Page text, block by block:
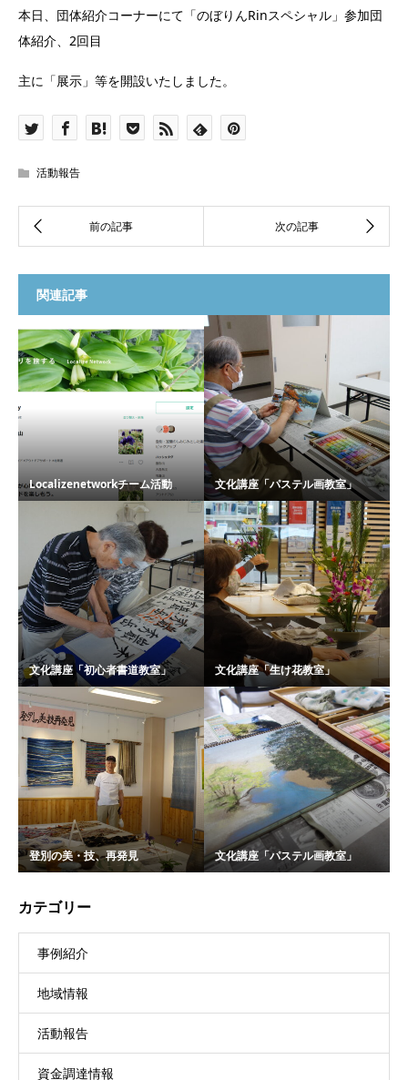
本日、団体紹介コーナーにて「のぼりんRinスペシャル」参加団
体紹介、2回目
主に「展示」等を開設いたしました。
活動報告
関連記事
Localizenetworkチーム活動 文化講座「パステル画教室」
文化講座「初心者書道教室」 文化講座「生け花教室」
登別の美・技、再発見 文化講座「パステル画教室」
カテゴリー
事例紹介
地域情報
活動報告
資金調達情報